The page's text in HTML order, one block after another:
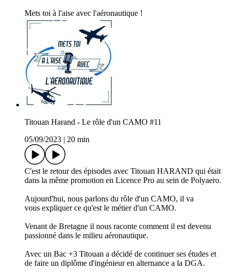
Mets toi à l'aise avec l'aéronautique !
Titouan Harand - Le rôle d'un CAMO #11
05/09/2023
20 min
C'est le retour des épisodes avec Titouan HARAND qui était
dans la même promotion en Licence Pro au sein de Polyaero.
Aujourd'hui, nous parlons du rôle d'un CAMO, il va
vous expliquer ce qu'est le métier d'un CAMO.
Venant de Bretagne il nous raconte comment il est devenu
passionné dans le milieu aéronautique.
Avec un Bac +3 Titouan a décidé de continuer ses études et
de faire un diplôme d'ingénieur en alternance a la DGA.